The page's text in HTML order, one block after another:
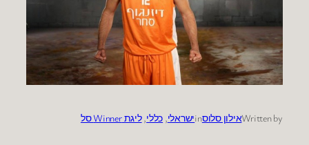
Written byאילון סלוסinישראלי, כללי, ליגת Winner סל